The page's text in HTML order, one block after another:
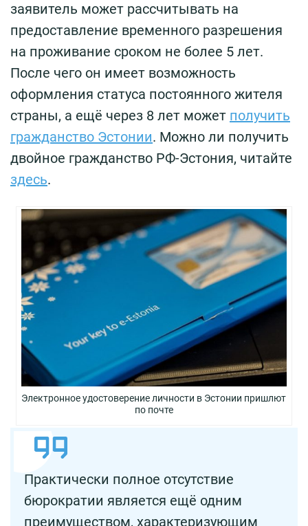
заявитель может рассчитывать на
предоставление временного разрешения
на проживание сроком не более 5 лет.
После чего он имеет возможность
оформления статуса постоянного жителя
страны, а ещё через 8 лет может получить
гражданство Эстонии. Можно ли получить
двойное гражданство РФ-Эстония, читайте
здесь.
Электронное удостоверение личности в Эстонии пришлют
по почте
Практически полное отсутствие
бюрократии является ещё одним
преимуществом, характеризующим